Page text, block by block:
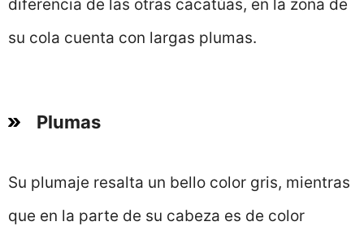
diferencia de las otras cacatúas, en la zona de
su cola cuenta con largas plumas.
Plumas
Su plumaje resalta un bello color gris, mientras
que en la parte de su cabeza es de color